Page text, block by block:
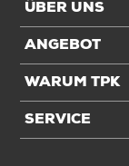
ÜBER UNS
ANGEBOT
WARUM TPK
SERVICE